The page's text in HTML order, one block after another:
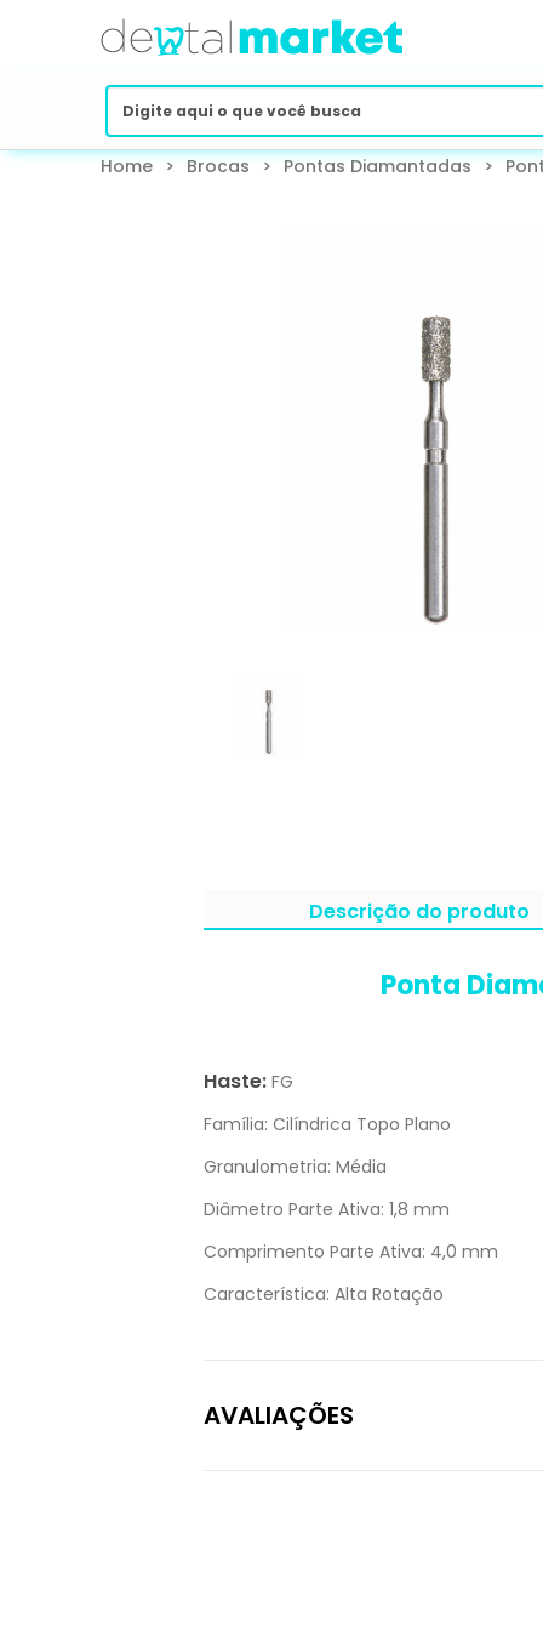
Home > Brocas > Pontas Diamantadas >
Descrição do produto
Ponta
Haste: FG
Família: Cilíndrica Topo Plano
Granulometria: Média
Diâmetro Parte Ativa: 1,8 mm
Comprimento Parte Ativa: 4,0 mm
Característica: Alta Rotação
AVALIAÇÕES